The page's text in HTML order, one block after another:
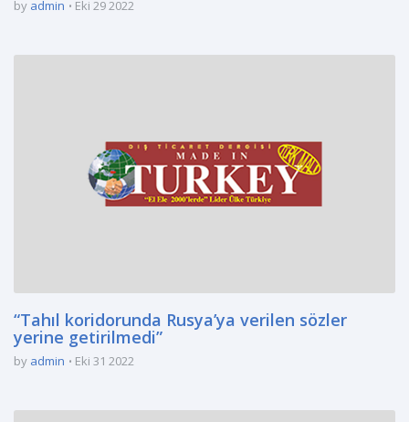
by admin Eki 29 2022
“Tahıl koridorunda Rusya’ya verilen sözler
yerine getirilmedi”
by admin Eki 31 2022